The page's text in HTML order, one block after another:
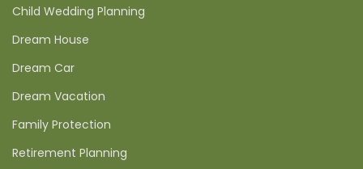
Child Wedding Planning
Dream House
Dream Car
Dream Vacation
Family Protection
Retirement Planning